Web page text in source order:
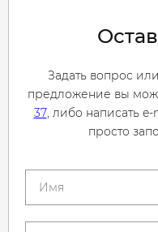
Задать вопрос
предложение вы
37, либо написать e-
просто